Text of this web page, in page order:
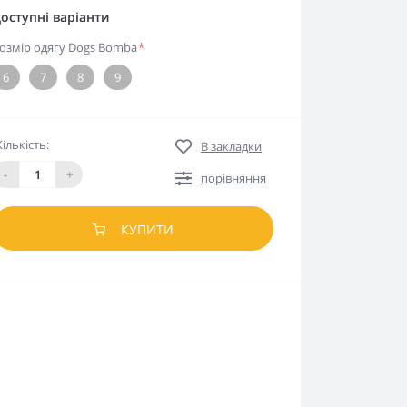
варіанти
одягу Dogs Bomba*
6
7 8 9
-
+
В закладки
порівняння
КУПИТИ